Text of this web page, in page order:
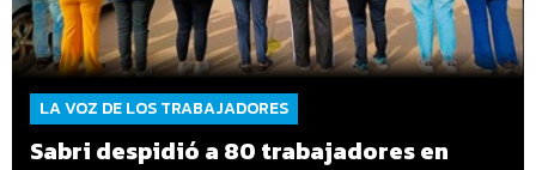
LA VOZ DE LOS TRABAJADORES
Sabri despidió a 80 trabajadores en